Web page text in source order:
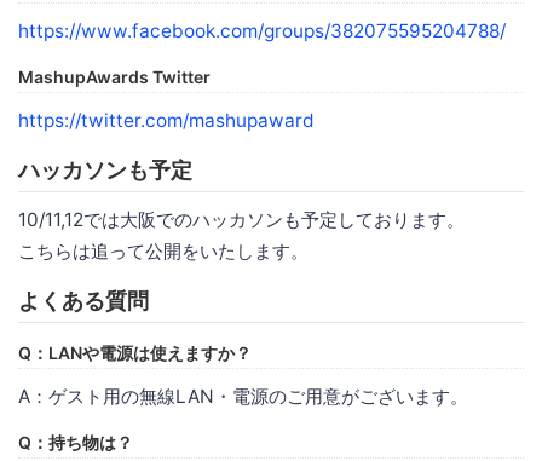
https://www.facebook.com/groups/382075595204788/
MashupAwards Twitter
https://twitter.com/mashupaward
ハッカソンも予定
10/11,12では大阪でのハッカソンも予定しております。
こちらは追って公開をいたします。
よくある質問
Q：LANや電源は使えますか？
A：ゲスト用の無線LAN・電源のご用意がございます。
Q：持ち物は？